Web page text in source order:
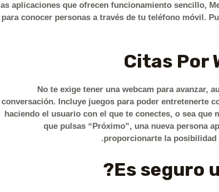
las aplicaciones que ofrecen funcionamiento sencillo,
para conocer personas a través de tu teléfono móvil.
Citas Por
No te exige tener una webcam para avanzar,
conversación. Incluye juegos para poder entretenerte
haciendo el usuario con el que te conectes, o sea que
que pulsas “Próximo”, una nueva persona
proporcionarte la posibilidad